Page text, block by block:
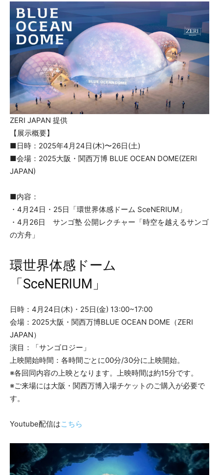
ZERI JAPAN 提供
【展示概要】
■日時：2025年4月24日(木)〜26日(土)
■会場：2025大阪・関西万博 BLUE OCEAN DOME(ZERI
JAPAN)
■内容：
・4月24日・25日「環世界体感ドーム SceNERIUM」
・4月26日 サンゴ塾 公開レクチャー「時空を越えるサンゴ
の方舟」
環世界体感ドーム
「SceNERIUM」
日時：4月24日(木)・25日(金) 13:00~17:00
会場：2025大阪・関西万博BLUE OCEAN DOME（ZERI
JAPAN）
演目：「サンゴロジー」
上映開始時間：各時間ごとに00分/30分に上映開始。
※各回同内容の上映となります。上映時間は約15分です。
※ご来場には大阪・関西万博入場チケットのご購入が必要で
す。
Youtube配信はこちら